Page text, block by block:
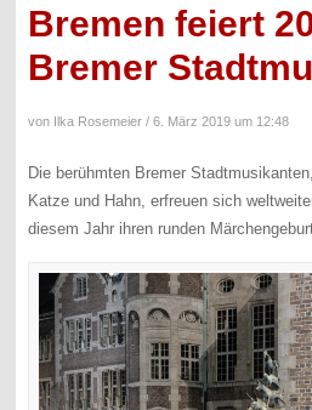
Bremen feiert
Bremer
von Ilka Rosemeier /6. März 2019 um 12:48
Die berühmten Bremer
Katze und Hahn, erfreuen sich
diesem Jahr ihren runden